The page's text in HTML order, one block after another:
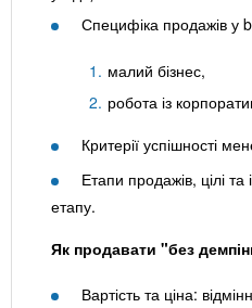
Специфіка продажів у
малий бізнес,
робота із
Критерії успішності
Етапи продажів, цілі
етапу.
Як продавати "без
Вартість та ціна: